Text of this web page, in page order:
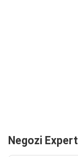
Negozi